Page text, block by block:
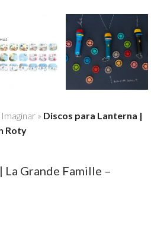
Imaginar » Discos para Lanterna |
Roty
La Grande Famille –